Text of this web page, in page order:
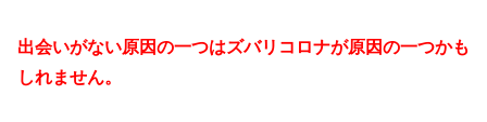
出会いがない原因の一つはズバリコロナが原因の一つかも
しれません。